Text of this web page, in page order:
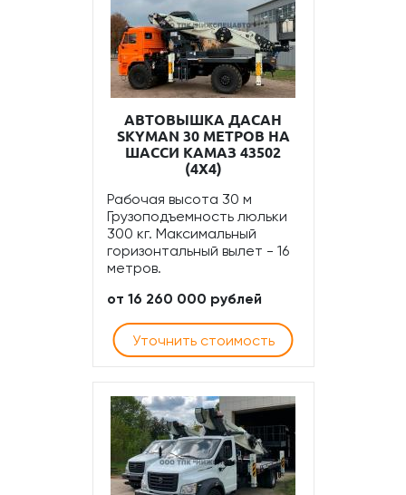
АВТОВЫШКА ДАСАН
SKYMAN 30 МЕТРОВ НА
ШАССИ КАМАЗ 43502
(4Х4)
Рабочая высота 30 м
Грузоподъемность люльки
300 кг. Максимальный
горизонтальный вылет - 16
метров.
от 16 260 000 рублей
Уточнить стоимость